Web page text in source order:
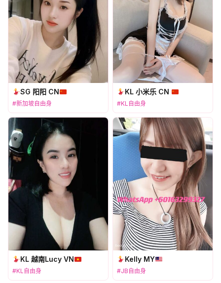
SG 阳阳 CN
#新加坡自由身
KL 小米乐 CN
#KL自由身
KL 越南Lucy VN
#KL自由身
Kelly MY
#JB自由身